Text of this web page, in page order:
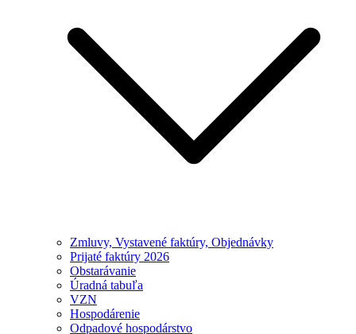
Zmluvy, Vystavené faktúry, Objednávky
Prijaté faktúry 2026
Obstarávanie
Úradná tabuľa
VZN
Hospodárenie
Odpadové hospodárstvo